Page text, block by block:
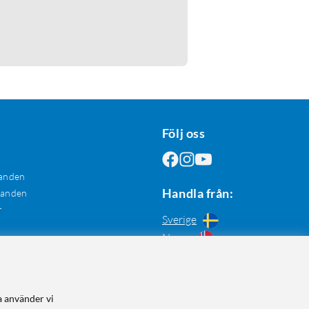
Följ oss
Handla från:
Sverige
Norge
använder vi